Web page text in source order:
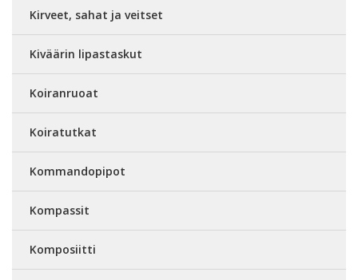
Kirveet, sahat ja veitset
Kiväärin lipastaskut
Koiranruoat
Koiratutkat
Kommandopipot
Kompassit
Komposiitti